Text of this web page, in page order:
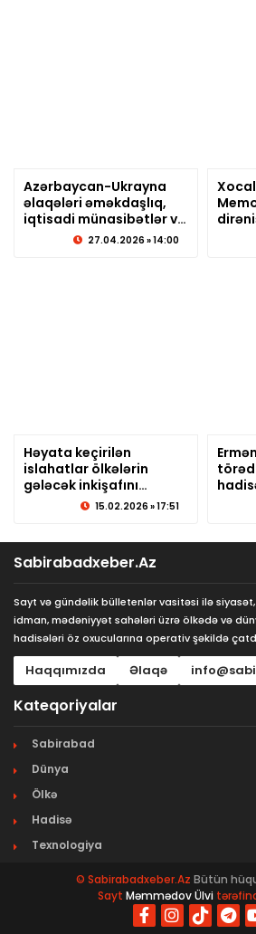
© sabirabadxeber.az
Azərbaycan-Ukrayna
əlaqələri əməkdaşlıq,
iqtisadi münasibətlər və
qarşılıqlı maraqlara
27.04.2026 » 14:00
© sabirabadxeber.az
Həyata keçirilən
islahatlar ölkələrin
gələcək inkişafını
müəyyən edir15.02.2026 » 17:51
Sabirabadxeber.Az
Sayt və gündəlik bülletenlər vasitəsi ilə
idman, mədəniyyət sahələri üzrə ölkədə və
hadisələri öz oxucularına operativ şəkildə
Haqqımızda Əlaqə
Kateqoriyalar
Sabirabad
Dünya
Ölkə
Hadisə
Texnologiya
© Sabirabadxeber.Az Bütün
Sayt Məmmədov Ülvi